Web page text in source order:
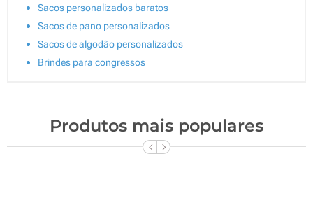
Sacos personalizados baratos
Sacos de pano personalizados
Sacos de algodão personalizados
Brindes para congressos
Produtos mais populares